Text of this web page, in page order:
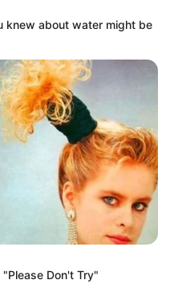
knew about water might be
Don't Try"